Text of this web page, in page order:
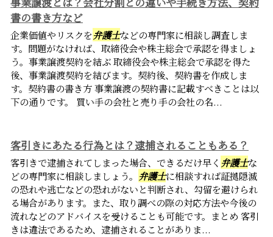
書の書き方など
企業価値やリスクを弁護士などの専門家に相談し調査しま
す。問題がなければ、取締役会や株主総会で承認を得ましょ
う。事業譲渡契約を結ぶ 取締役会や株主総会で承認を得た
後、事業譲渡契約を結びます。契約後、契約書を作成しま
す。契約書の書き方 事業譲渡の契約書に記載すべきことは以
下の通りです。 買い手の会社と売り手の会社の名...
客引きにあたる行為とは？逮捕されることもある？
客引きで逮捕されてしまった場合、できるだけ早く 弁護士な
どの専門家に相談しましょう。 弁護士に相談すれば証拠隠滅
の恐れや逃亡などの恐れがないと判断され、勾留を避けられ
る場合があります。また、取り調べの際の対応方法や今後の
流れなどのアドバイスを受けることも可能です。まとめ 客引
きは違法であるため、逮捕されることがありま...